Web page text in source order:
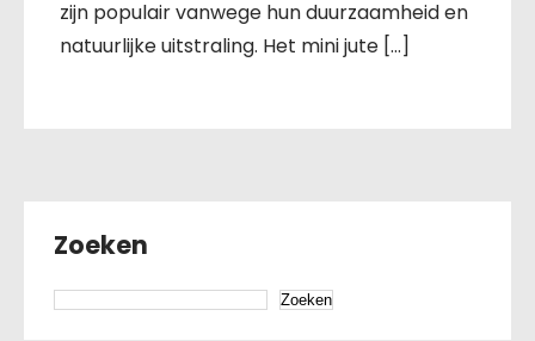
zijn populair vanwege hun duurzaamheid en
natuurlijke uitstraling. Het mini jute […]
Zoeken
Zoeken